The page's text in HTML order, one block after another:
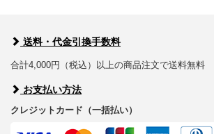
送料・代金引換手数料
合計4,000円（税込）以上の商品注文で送料無料
お支払い方法
クレジットカード（一括払い）